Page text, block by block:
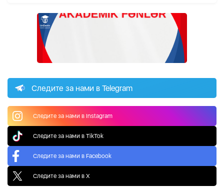
Следите за нами в Telegram
Следите за нами в Instagram
Следите за нами в TikTok
Следите за нами в Facebook
Следите за нами в X